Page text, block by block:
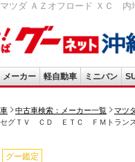
マツダ ＡＺオフロード ＸＣ
メーカー 軽自動車 ミニバン
中古車検索：メーカー一覧 マツ
グＴＶ ＣＤ ＥＴＣ ＦＭトランス
グー鑑定